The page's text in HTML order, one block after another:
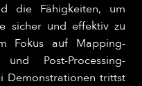
die Fähigkeiten, um
sicher und effektiv zu
Fokus auf Mapping-
Post-Processing-
Demonstrationen trittst